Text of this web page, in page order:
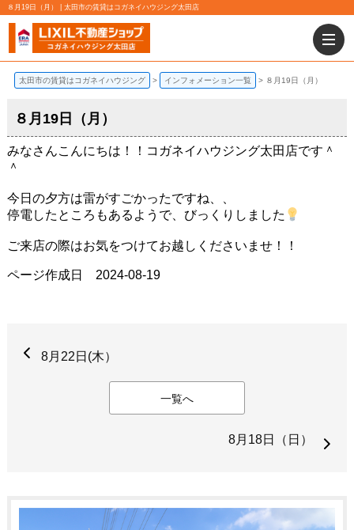
８月19日（月） | 太田市の賃貸はコガネイハウジング太田店
太田市の賃貸はコガネイハウジング インフォメーション一覧 ８月19日（月）
８月19日（月）
みなさんこんにちは！！コガネイハウジング太田店です＾
＾
今日の夕方は雷がすごかったですね、、
停電したところもあるようで、びっくりしました
ご来店の際はお気をつけてお越しくださいませ！！
ページ作成日 2024-08-19
8月22日(木）
一覧へ
8月18日（日）